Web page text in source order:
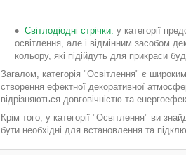
Світлодіодні стрічки: у категорії
освітлення, але і відмінним засобом
кольору, які підійдуть для прикраси
Загалом, категорія "Освітлення" є
створення ефектної декоративної
відрізняються довговічністю та
Крім того, у категорії "Освітлення" ви
бути необхідні для встановлення та